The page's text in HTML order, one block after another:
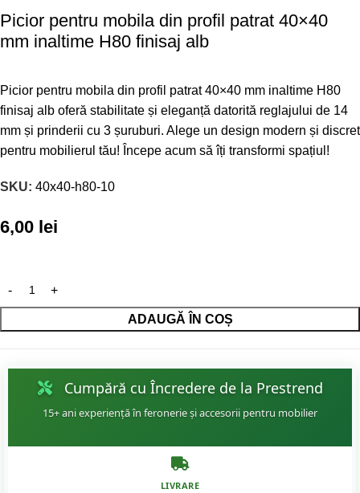
Picior pentru mobila din profil patrat 40×40
mm inaltime H80 finisaj alb
Picior pentru mobila din profil patrat 40×40 mm inaltime H80
finisaj alb oferă stabilitate și eleganță datorită reglajului de 14
mm și prinderii cu 3 șuruburi. Alege un design modern și discret
pentru mobilierul tău! Începe acum să îți transformi spațiul!
SKU: 40x40-h80-10
6,00 lei
ADAUGĂ ÎN COȘ
Cumpără cu Încredere de la Prestrend
15+ ani experiență în feronerie și accesorii pentru mobilier
LIVRARE